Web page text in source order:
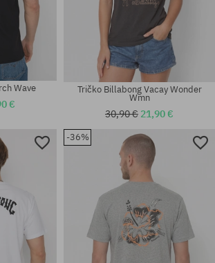
Dostupné veľkosti:
Wave
€
Tričko Billabong Vacay Wonder
Wmn
30,90 € 21,90 €
-36%